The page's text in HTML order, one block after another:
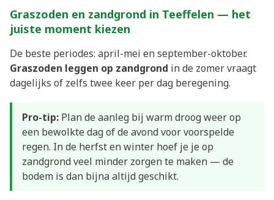
Graszoden en zandgrond in Teeffelen — het
juiste moment kiezen
De beste periodes: april-mei en september-oktober.
Graszoden leggen op zandgrond in de zomer vraagt
dagelijks of zelfs twee keer per dag beregening.
Pro-tip: Plan de aanleg bij warm droog weer op
een bewolkte dag of de avond voor voorspelde
regen. In de herfst en winter hoef je je op
zandgrond veel minder zorgen te maken — de
bodem is dan bijna altijd geschikt.